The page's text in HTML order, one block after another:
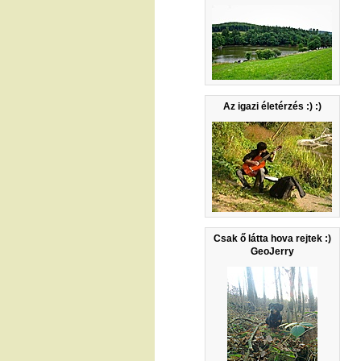
Az igazi életérzés :) :)
Csak ő látta hova rejtek :)
GeoJerry